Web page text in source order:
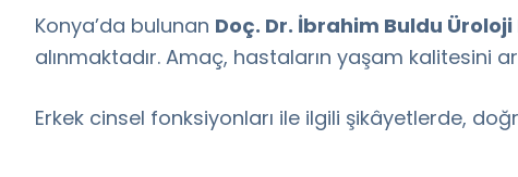
Konya’da bulunan Doç. Dr. İbrahim Buldu Üroloji
alınmaktadır. Amaç, hastaların yaşam kalitesini
Erkek cinsel fonksiyonları ile ilgili şikâyetlerde,